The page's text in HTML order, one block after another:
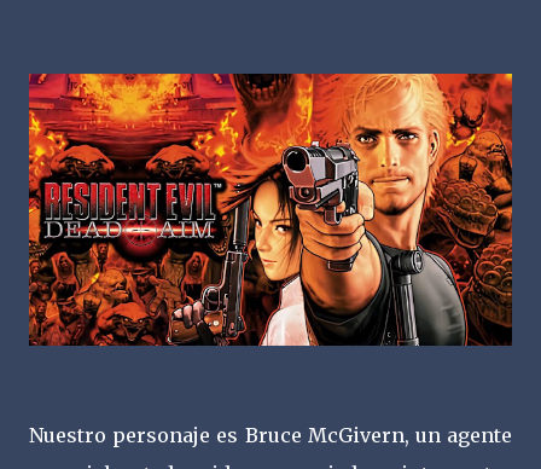
Nuestro personaje es Bruce McGivern, un agente